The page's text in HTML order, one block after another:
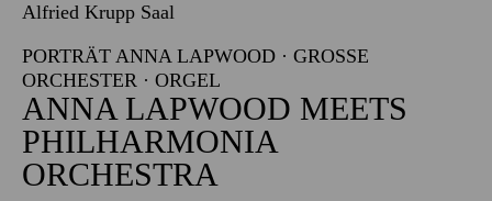
Alfried Krupp Saal
PORTRÄT ANNA LAPWOOD · GROSSE O
RCHESTER · ORGEL
ANNA LAPWOOD MEETS
PHILHARMONIA
ORCHESTRA